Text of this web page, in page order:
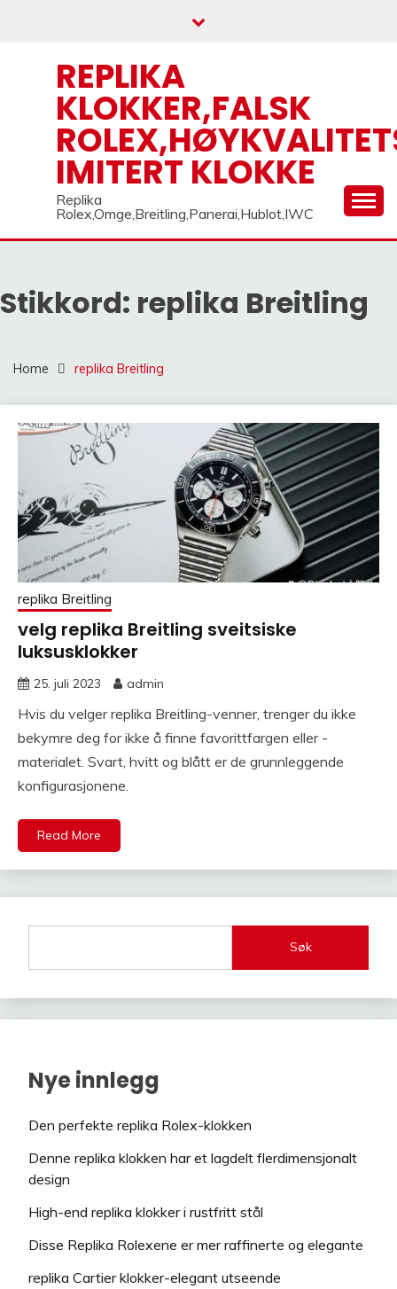
REPLIKA
KLOKKER,FALSK
IMITERT KLOKKE
Replika
Rolex,Omge,Breitling,Panerai,Hublot,IWC
Stikkord: replika Breitling
Home replika Breitling
replika Breitling
velg replika Breitling sveitsiske
luksusklokker
25. juli 2023 admin
Hvis du velger replika Breitling-venner, trenger du ikke
bekymre deg for ikke å finne favorittfargen eller -
materialet. Svart, hvitt og blått er de grunnleggende
konfigurasjonene.
Read More
Søk
Nye innlegg
Den perfekte replika Rolex-klokken
Denne replika klokken har et lagdelt flerdimensjonalt
design
High-end replika klokker i rustfritt stål
Disse Replika Rolexene er mer raffinerte og elegante
replika Cartier klokker-elegant utseende